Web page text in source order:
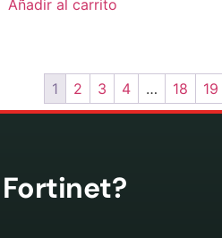
Añadir al carrito
1 2 3 4 … 18 19